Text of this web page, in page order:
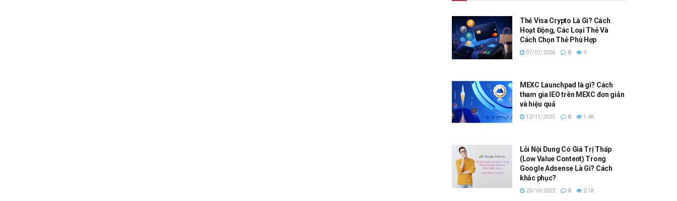
Thẻ Visa Crypto Là Gì? Cách
Hoạt Động, Các Loại Thẻ Và
Cách Chọn Thẻ Phù Hợp
07/07/2026 0 9
MEXC Launchpad là gì? Cách
tham gia IEO trên MEXC đơn giản
và hiệu quả
12/11/2025 0 1.4K
Lỗi Nội Dung Có Giá Trị Thấp
(Low Value Content) Trong
Google Adsense Là Gì? Cách
khắc phục?
25/10/2022 0 2.1K